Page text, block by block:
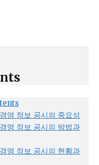
영 정보 공시의 중요성
영 정보 공시의 방법과
영 정보 공시의 현황과